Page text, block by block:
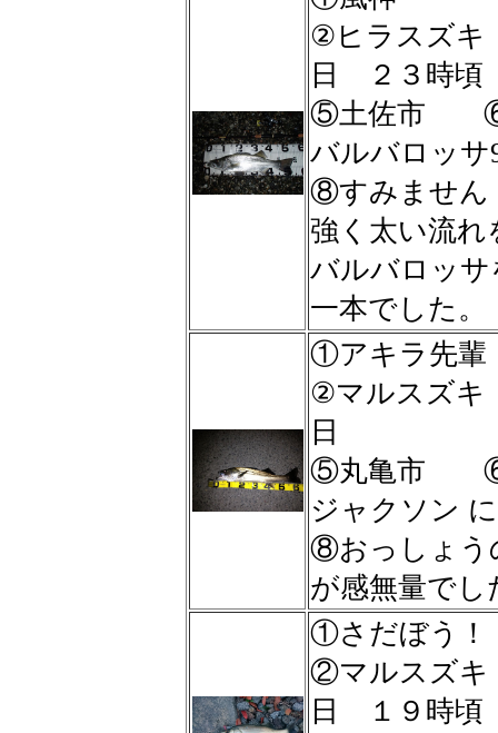
②ヒラスズ
日 ２３時頃
⑤土佐市 ⑥
バルバロッサ
⑧すみません
強く太い流れ
バルバロッ
一本でした。
①アキラ先輩
②マルスズ
日
⑤丸亀市 ⑥
ジャクソン
⑧おっしょう
が感無量でし
①さだぼう！
②マルスズ
日 １９時